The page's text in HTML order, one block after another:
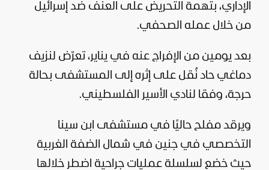
الإداري، بتهمة التحريض على العنف ضد إسرائيل
من خلال عمله الصحفي.
بعد يومين من الإفراج عنه في يناير، تعرّض لنزيف
دماغي حاد نُقل على إثره إلى المستشفى بحالة
حرجة، وفقا لنادي الأسير الفلسطيني.
ويرقد مفلح حاليًا في مستشفى ابن سينا
التخصصي في جنين في شمال الضفة الغربية
حيث خضع لسلسلة عمليات جراحية اضطر خلالها